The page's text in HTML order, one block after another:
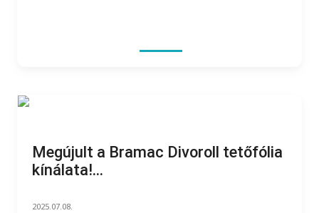
Megújult a Bramac Divoroll tetőfólia
kínálata!...
2025.07.08.